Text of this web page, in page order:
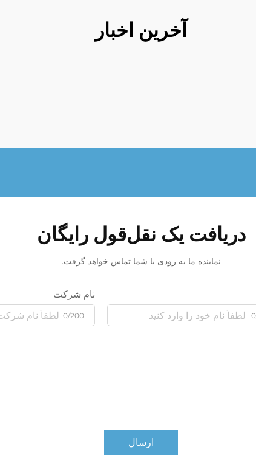
آخرین اخبار
دریافت یک نقل‌قول رایگان
نماینده ما به زودی با شما تماس خواهد گرفت.
نام شرکت
0/200
ارسال